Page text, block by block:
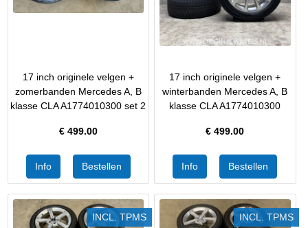
17 inch originele velgen +
zomerbanden Mercedes A, B
klasse CLA A1774010300 set 2
€ 499.00
17 inch originele velgen +
winterbanden Mercedes A, B
klasse CLA A1774010300
€499.00
INCL. TPMS INCL. TPMS